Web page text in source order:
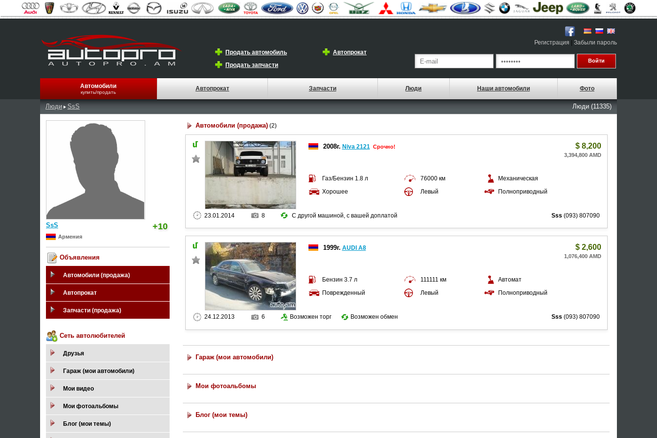
Продать автомобиль
Автопрокат
Продать запчасти
Регистрация Забыли пароль
Автомобили
купить/продать
Автопрокат Запчасти Люди Наши автомобили Фото
Люди SsS Люди (11335)
SsS +10
Армения
Объявления
Автомобили (продажа)
Автопрокат
Запчасти (продажа)
Сеть автолюбителей
Друзья
Гараж (мои автомобили)
Мои видео
Мои фотоальбомы
Блог (мои темы)
Автомобили (продажа) (2)
2008г. Niva 2121 Срочно! $ 8,200
3,394,800 AMD
Газ/Бензин 1.8 л 76000 км
Механическая
Хорошее
Левый Полноприводный
23.01.2014 8 С другой машиной, с вашей доплатой Sss (093) 807090
1999г. AUDI A8 $ 2,600
1,076,400 AMD
Бензин 3.7 л 111111 км
Автомат
Поврежденный
Левый Полноприводный
24.12.2013 6 Возможен торг Возможен обмен Sss (093) 807090
Гараж (мои автомобили)
Мои фотоальбомы
Блог (мои темы)